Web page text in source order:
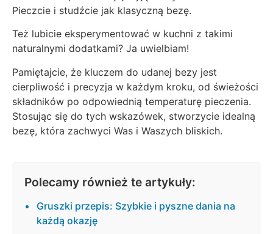
Pieczcie i studźcie jak klasyczną bezę.
Też lubicie eksperymentować w kuchni z takimi
naturalnymi dodatkami? Ja uwielbiam!
Pamiętajcie, że kluczem do udanej bezy jest
cierpliwość i precyzja w każdym kroku, od świeżości
składników po odpowiednią temperaturę pieczenia.
Stosując się do tych wskazówek, stworzycie idealną
bezę, która zachwyci Was i Waszych bliskich.
Polecamy również te artykuły:
Gruszki przepis: Szybkie i pyszne dania na
każdą okazję